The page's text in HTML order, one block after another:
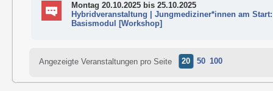
Montag 20.10.2025 bis 25.10.2025
Hybridveranstaltung | Jungmediziner*innen am Start:
Basismodul [Workshop]
Angezeigte Veranstaltungen pro Seite 20 50 100